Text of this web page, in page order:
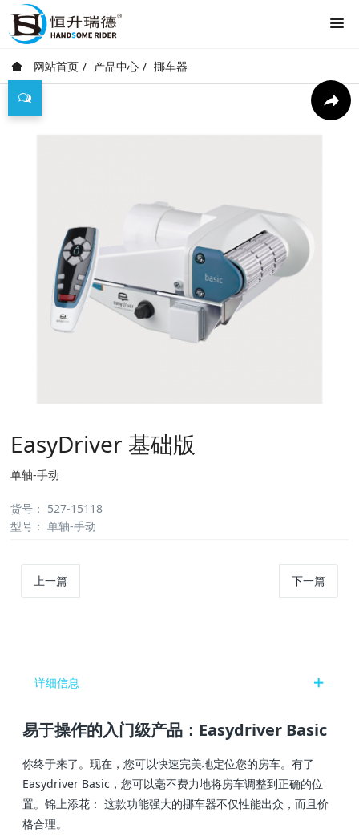
网站首页 产品中心 挪车器
EasyDriver 基础版
单轴-手动
货号 ： 527-15118
型号 ： 单轴-手动
上一篇 下一篇
详细信息
易于操作的入门级产品：Easydriver Basic
你终于来了。现在，您可以快速完美地定位您的房车。有了
Easydriver Basic，您可以毫不费力地将房车调整到正确的位
置。锦上添花： 这款功能强大的挪车器不仅性能出众，而且价
格合理。